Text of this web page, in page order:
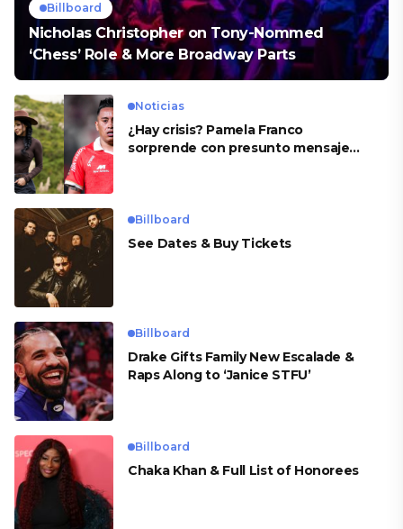
Billboard
Nicholas Christopher on Tony-Nommed
‘Chess’ Role & More Broadway Parts
Noticias
¿Hay crisis? Pamela Franco
sorprende con presunto mensaje
Billboard
See Dates & Buy Tickets
Billboard
Drake Gifts Family New Escalade &
Raps Along to ‘Janice STFU’
Billboard
Chaka Khan & Full List of Honorees